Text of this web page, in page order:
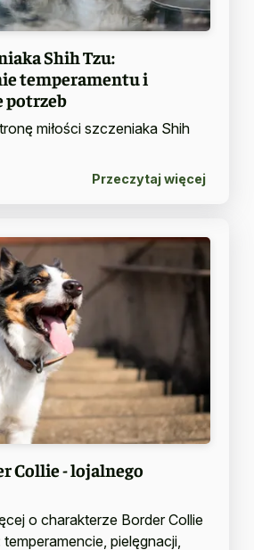
Shih Tzu:
temperamentu i
potrzeb
miłości szczeniaka Shih
Przeczytaj więcej
Collie - lojalnego
o charakterze Border Collie
pielęgnacji,